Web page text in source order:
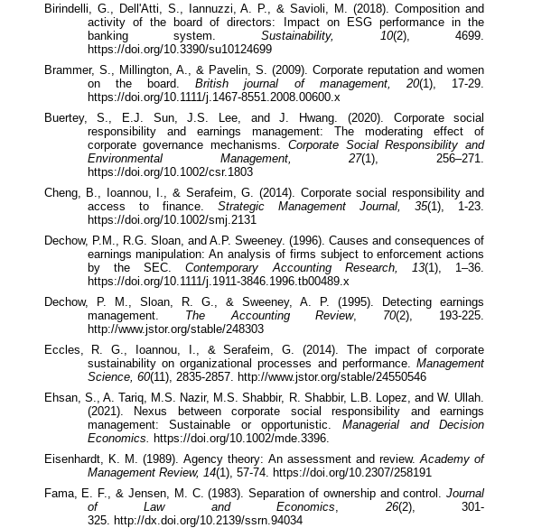
Birindelli , G., Dell'Atti , S., Iannuzzi , A. P., &Savioli , M. (2018). Composition and
activity of the board of directors: Impact on ESG performance in the
banking system.Sustainability, 10(2), 4699.
https://doi.org/10.3390/su10124699
Brammer, S., Millington, A., & Pavelin, S. (2009). Corporate reputation and women
on the board.British journal of management, 20(1), 17-29.
https://doi.org/10.1111/j.1467-8551.2008.00600.x
Buertey, S., E.J. Sun, J.S. Lee, and J. Hwang. (2020). Corporate social
responsibility and earnings management: The moderating effect of
corporate governance mechanisms. Corporate Social Responsibility and
Environmental Management, 27(1), 256–271.
https://doi.org/10.1002/csr.1803
Cheng, B., Ioannou, I., & Serafeim , G. (2014). Corporate social responsibility and
access to finance. Strategic Management Journal,35(1)
1-23.
https://doi.org/10.1002/smj.2131
Dechow, P.M., R.G. Sloan, and A.P. Sweeney. (1996) Causes and consequences of
earnings manipulation: An analysis of firms subject to enforcement actions
by the SEC.Contemporary Accounting Research, 13(1)
1–36.
https://doi.org/10.1111/j. 1911-3846.1996. tb00489. x
Dechow, P. M., Sloan, R. G., & Sweeney, A. P. (1995). Detecting earnings
management. The Accounting Review, 70(2)
193-225.
http://www.jstor.org/stable/248303
Eccles, R. G., Ioannou , I., &Serafeim , G. (2014). The impact of corporate
sustainability on organizational processes and performance.Management
Science, 60(11), 2835-2857. http://www.jstor.org/stable/24550546
Ehsan, S., A. Tariq, M.S. Nazir, M.S. Shabbir, R. Shabbir, L.B. Lopez,
and W. Ullah.
(2021). Nexus between corporate social responsibility
and earnings
management: Sustainable or opportunistic.
Managerial and Decision
Economics. https://doi.org/10.1002/mde.3396.
Eisenhardt, K. M. (1989).Agency theory: An assessment and review.Academy of
Management Review, 14(1), 57-74. https://doi.org/10.2307/258191
Fama, E. F., & Jensen, M. C. (1983). Separation of ownership and control.Journal
of Law and Economics
26(2),301-
325. http://dx.doi.org/10.2139/ssrn.94034